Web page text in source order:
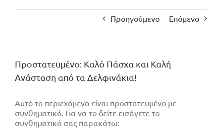
Προηγούμενο Επόμενο
Πρoστατευμένο: Καλό Πάσχα και Καλή
Ανάσταση από τα Δελφινάκια!
Αυτό το περιεχόμενο είναι προστατευμένο με
συνθηματικό. Για να το δείτε εισάγετε το
συνθηματικό σας παρακάτω: